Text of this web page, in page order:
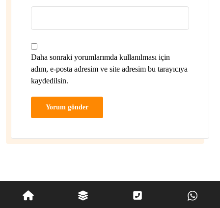
Daha sonraki yorumlarımda kullanılması için
adım, e-posta adresim ve site adresim bu tarayıcıya
kaydedilsin.
© Copyright 2026. Tüm Hakları Saklıdır - Efe Express